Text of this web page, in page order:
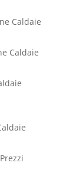
Caldaie
Caldaie